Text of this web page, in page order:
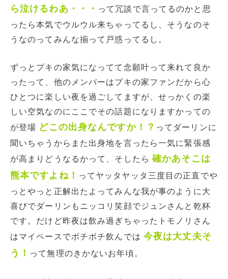
ら泣けるわあ・・・ って冗談で言ってるのかと思
ったら本気でウルウル来ちゃってるし、そうなのそ
うなのってみんな揃って戸惑ってるし。
ずっとプキの家気になってて念願叶って来れて良か
ったって、他のメンバーはプキの家ファンだから心
ひとつに楽しい夜を過ごしてますが、せっかくの楽
しい空気なのにここでその話題になりますかっての
が登場 どこの出身なんですか！？ ってダーリンに
聞いちゃうからまた出身地を言ったら一気に緊張感
が高まりどうなるかって、そしたら確かあそこは
熊本ですよね！ ってヤッタヤッタ三度目の正直でや
っとやっと正解出たよってみんな我が事のように大
喜びでダーリンもニッコリ笑顔でジュンさんと乾杯
です。だけど昨夜は飲み過ぎちゃったトモノリさん
はマイペースでボチボチ飲んでは 今夜は大丈夫そ
う！ って無理のきかないお年頃。